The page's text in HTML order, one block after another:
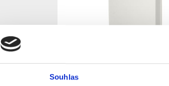
Souhlas
senzor teploty a vlhkosti
Dostupnost: